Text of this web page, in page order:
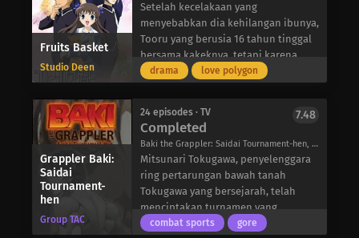
Fruits Basket
Studio Deen
Setelah kecelakaan yang
menyebabkan dia kehilangan ibunya,
Tooru yang berusia 16 tahun tinggal
bersama kakeknya, tetapi karena
rumahnya sedang direnovasi, dia
menemukan seseorang untuk tinggal
bersamanya, tetapi juga takut akan
kritikan keluarganya dan tidak ingin
membebani teman-temannya, Tooru
memutuskan untuk diam-diam
tinggal sendiri di sebuah tenda di
hutan.
Suatu malam dalam perjalanan
drama love polygon
Grappler Baki:
Saidai
Tournament-
hen
Group TAC
24 episodes · TV
Completed
Baki the Grappler: Saidai Tournament-hen, Baki the Grappler II, Grappler Baki Second Season, Baki The Grappler - The Ultimate Tournament, Grappler Baki Maximum Tournament, グラップラー刃牙(バキ) 最大トーナメント編
7.48
Mitsunari Tokugawa, penyelenggara
ring pertarungan bawah tanah
Tokugawa yang bersejarah, telah
menciptakan turnamen yang
menampilkan 38 petarung terbaik di
combat sports gore